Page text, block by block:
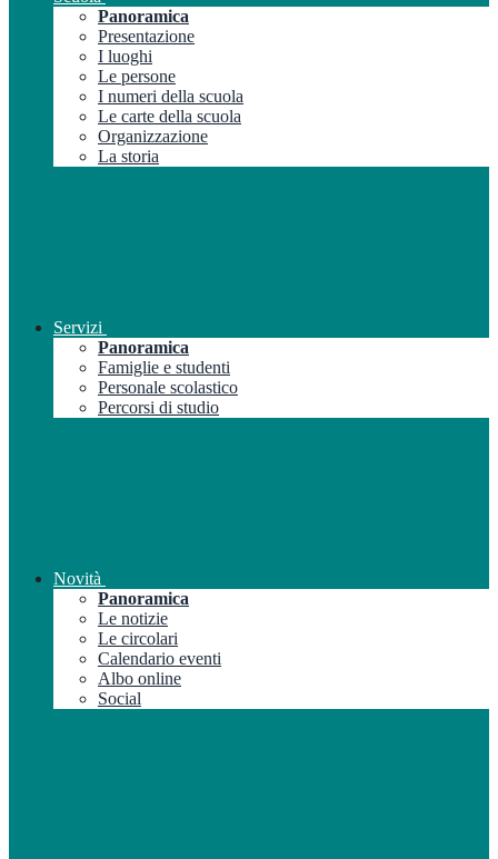
Panoramica
Presentazione
I luoghi
Le persone
I numeri della scuola
Le carte della scuola
Organizzazione
La storia
Servizi
Panoramica
Famiglie e studenti
Personale scolastico
Percorsi di studio
Novità
Panoramica
Le notizie
Le circolari
Calendario eventi
Albo online
Social